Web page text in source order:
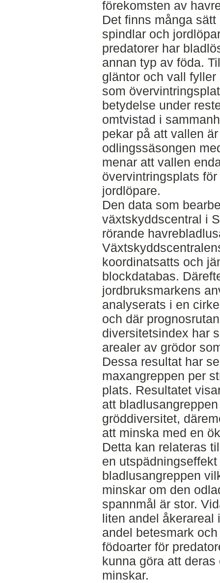
förekomsten av
Det finns många
spindlar och
predatorer har
annan typ av föda.
gläntor och vall
som
betydelse under
omtvistad i
pekar på att vallen
odlingssäsongen
menar att vallen
övervintringsplats
jordlöpare.
Den data som
växtskyddscentral i
rörande
koordinatsatts och
blockdatabas.
jordbruksmarkens
analyserats i en
och där
diversitetsindex har
arealer av grödor
Dessa resultat har
maxangreppen per
plats. Resultatet
att
gröddiversitet,
att minska med en
Detta kan relateras
en utspädningseffekt
bladlusangreppen
minskar om den
spannmål är stor.
liten andel åkerareal
andel betesmark
födoarter för
kunna göra att
minskar.